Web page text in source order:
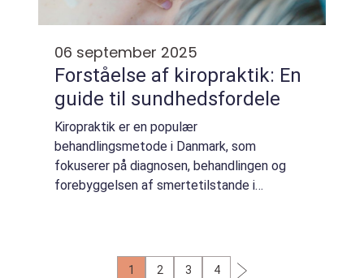
06 september 2025
Forståelse af kiropraktik: En
guide til sundhedsfordele
Kiropraktik er en populær
behandlingsmetode i Danmark, som
fokuserer på diagnosen, behandlingen og
forebyggelsen af smertetilstande i
1 2 3 4